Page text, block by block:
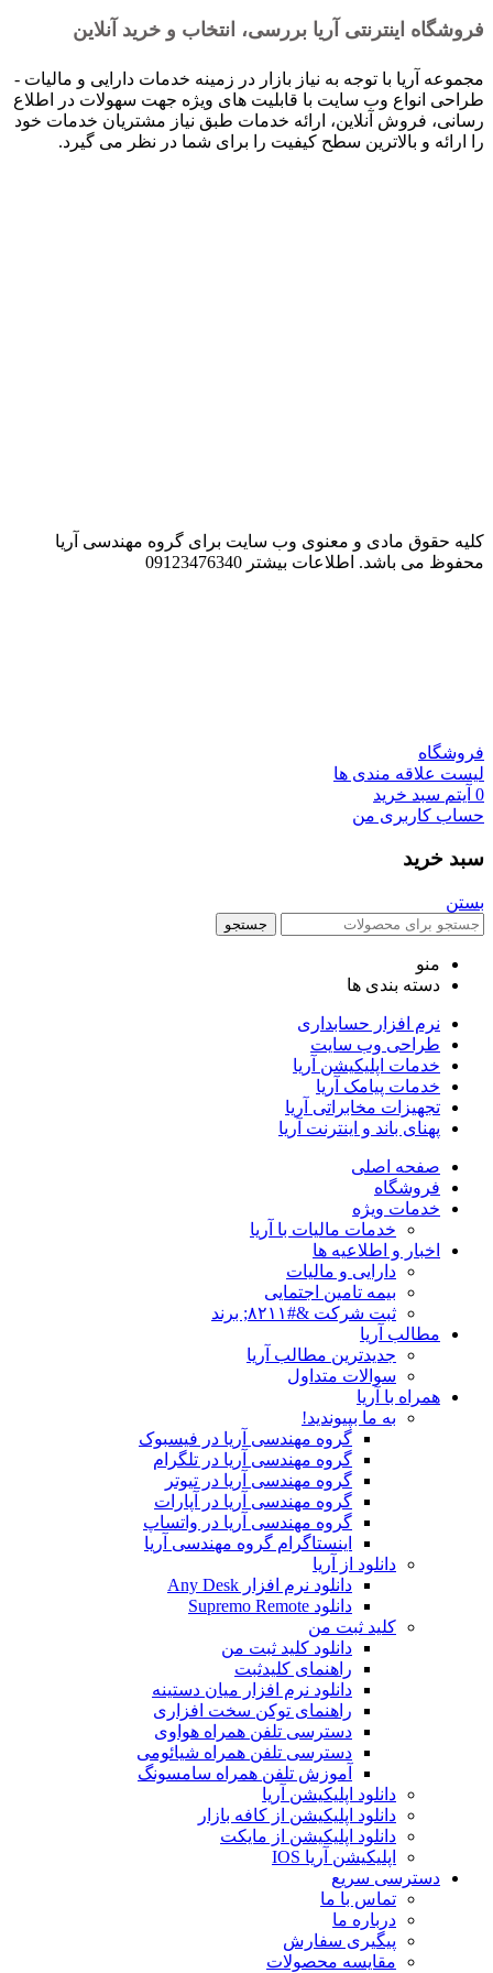
فروشگاه اینترنتی آریا بررسی، انتخاب و خرید آنلاین
مجموعه آریا با توجه به نیاز بازار در زمینه خدمات دارایی و مالیات -
طراحی انواع وب سایت با قابلیت های ویژه جهت سهولات در اطلاع
رسانی، فروش آنلاین، ارائه خدمات طبق نیاز مشتریان خدمات خود
را ارائه و بالاترین سطح کیفیت را برای شما در نظر می گیرد.
کلیه حقوق مادی و معنوی وب سایت برای گروه مهندسی آریا
محفوظ می باشد. اطلاعات بیشتر 09123476340
فروشگاه
لیست علاقه مندی ها
0 آیتم سبد خرید
حساب کاربری من
سبد خرید
بستن
جستجو
منو
دسته بندی ها
نرم افزار حسابداری
طراحی وب سایت
خدمات اپلیکیشن آریا
خدمات پیامک آریا
تجهیزات مخابراتی آریا
پهنای باند و اینترنت آریا
صفحه اصلی
فروشگاه
خدمات ویژه
خدمات مالیات با آریا
اخبار و اطلاعیه ها
دارایی و مالیات
بیمه تامین اجتمایی
ثبت شرکت &#۸۲۱۱; برند
مطالب آریا
جدیدترین مطالب آریا
سوالات متداول
همراه با آریا
به ما بپیوندید!
گروه مهندسی آریا در فیسبوک
گروه مهندسی آریا در تلگرام
گروه مهندسی آریا در تیوتر
گروه مهندسی آریا در آپارات
گروه مهندسی آریا در واتساپ
اینستاگرام گروه مهندسی آریا
دانلود از آریا
دانلود نرم افزار Any Desk
دانلود Supremo Remote
کلید ثبت من
دانلود کلید ثبت من
راهنمای کلیدثبت
دانلود نرم افزار میان دستینه
راهنمای توکن سخت افزاری
دسترسی تلفن همراه هواوی
دسترسی تلفن همراه شیائومی
آموزش تلفن همراه سامسونگ
دانلود اپلیکیشن آریا
دانلود اپلیکیشن از کافه بازار
دانلود اپلیکیشن از مایکت
اپلیکیشن آریا IOS
دسترسی سریع
تماس با ما
درباره ما
پیگیری سفارش
مقایسه محصولات